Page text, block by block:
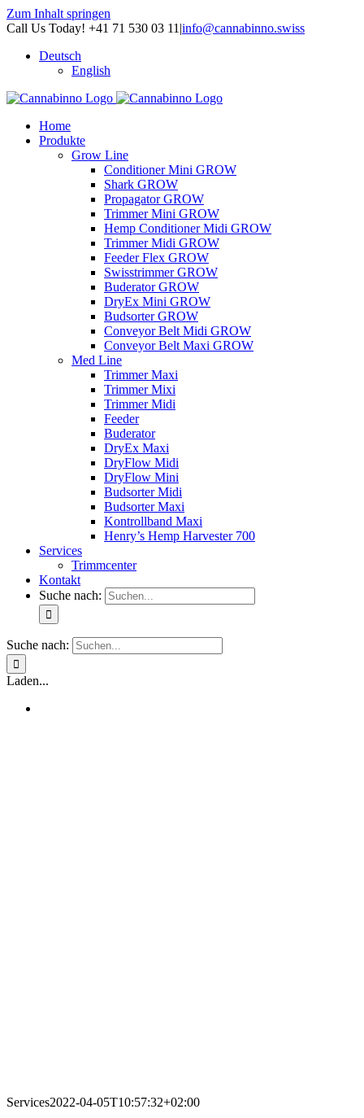
Zum Inhalt springen
Call Us Today! +41 71 530 03 11 |info@cannabinno.swiss
Deutsch
English
Home
Produkte
Grow Line
Conditioner Mini GROW
Shark GROW
Propagator GROW
Trimmer Mini GROW
Hemp Conditioner Midi GROW
Trimmer Midi GROW
Feeder Flex GROW
Swisstrimmer GROW
Buderator GROW
DryEx Mini GROW
Budsorter GROW
Conveyor Belt Midi GROW
Conveyor Belt Maxi GROW
Med Line
Trimmer Maxi
Trimmer Mixi
Trimmer Midi
Feeder
Buderator
DryEx Maxi
DryFlow Midi
DryFlow Mini
Budsorter Midi
Budsorter Maxi
Kontrollband Maxi
Henry’s Hemp Harvester 700
Services
Trimmcenter
Kontakt
Suche nach:
Suche nach:
Laden...
Services2022-04-05T10:57:32+02:00